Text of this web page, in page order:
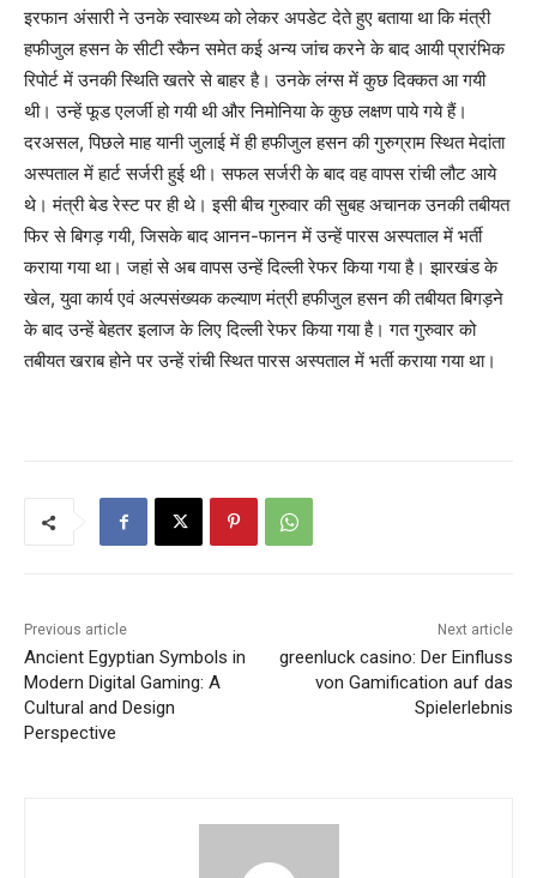
इरफान अंसारी ने उनके स्वास्थ्य को लेकर अपडेट देते हुए बताया था कि मंत्री
हफीजुल हसन के सीटी स्कैन समेत कई अन्य जांच करने के बाद आयी प्रारंभिक
रिपोर्ट में उनकी स्थिति खतरे से बाहर है। उनके लंग्स में कुछ दिक्कत आ गयी
थी। उन्हें फूड एलर्जी हो गयी थी और निमोनिया के कुछ लक्षण पाये गये हैं।
दरअसल, पिछले माह यानी जुलाई में ही हफीजुल हसन की गुरुग्राम स्थित मेदांता
अस्पताल में हार्ट सर्जरी हुई थी। सफल सर्जरी के बाद वह वापस रांची लौट आये
थे। मंत्री बेड रेस्ट पर ही थे। इसी बीच गुरुवार की सुबह अचानक उनकी तबीयत
फिर से बिगड़ गयी, जिसके बाद आनन-फानन में उन्हें पारस अस्पताल में भर्ती
कराया गया था। जहां से अब वापस उन्हें दिल्ली रेफर किया गया है। झारखंड के
खेल, युवा कार्य एवं अल्पसंख्यक कल्याण मंत्री हफीजुल हसन की तबीयत बिगड़ने
के बाद उन्हें बेहतर इलाज के लिए दिल्ली रेफर किया गया है। गत गुरुवार को
तबीयत खराब होने पर उन्हें रांची स्थित पारस अस्पताल में भर्ती कराया गया था।
Previous article
Ancient Egyptian Symbols in
Modern Digital Gaming: A
Cultural and Design
Perspective
Next article
greenluck casino: Der Einfluss
von Gamification auf das
Spielerlebnis